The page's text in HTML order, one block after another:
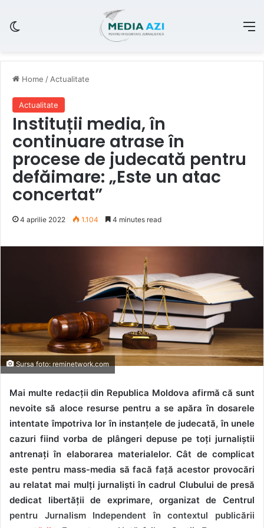
Home / Actualitate
Actualitate
Instituții media, în
continuare atrase în
procese de judecată pentru
defăimare: „Este un atac
concertat”
4 aprilie 2022 1.104 4 minutes read
Sursa foto: reminetwork.com
Mai multe redacții din Republica Moldova afirmă că sunt
nevoite să aloce resurse pentru a se apăra în dosarele
intentate împotriva lor în instanțele de judecată, în unele
cazuri fiind vorba de plângeri depuse pe toți jurnaliștii
antrenați în elaborarea materialelor. Cât de complicat
este pentru mass-media să facă față acestor provocări
au relatat mai mulți jurnaliști în cadrul Clubului de presă
dedicat libertății de exprimare, organizat de Centrul
pentru Jurnalism Independent în contextul publicării